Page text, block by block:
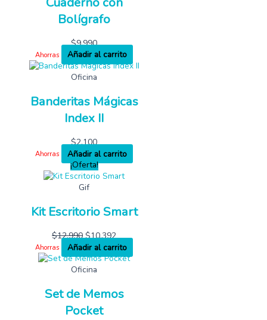
Bolígrafo
$9,990
Ahorras
Añadir al carrito
Oficina
Banderitas Mágicas
Index II
$2,100
Ahorras
Añadir al carrito
¡Oferta!
Gif
Kit Escritorio Smart
$12,990 $10,392
Ahorras
Añadir al carrito
Oficina
Set de Memos
Pocket